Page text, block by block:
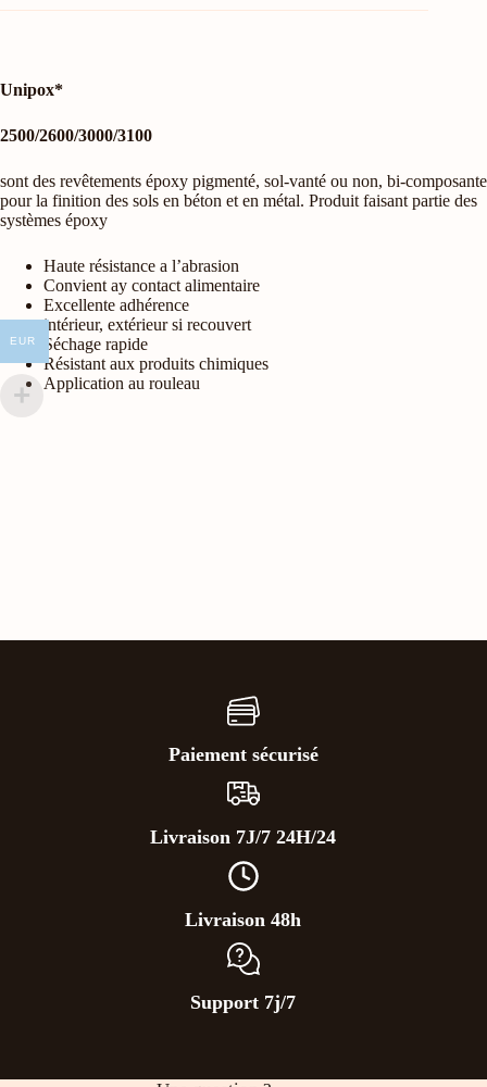
Unipox*
2500/2600/3000/3100
sont des revêtements époxy pigmenté, sol-vanté ou non, bi-composante
pour la finition des sols en béton et en métal. Produit faisant partie des
systèmes époxy
Haute résistance a l’abrasion
Convient ay contact alimentaire
Excellente adhérence
intérieur, extérieur si recouvert
Séchage rapide
Résistant aux produits chimiques
Application au rouleau
Paiement sécurisé
Livraison 7J/7 24H/24
Livraison 48h
Support 7j/7
EUR